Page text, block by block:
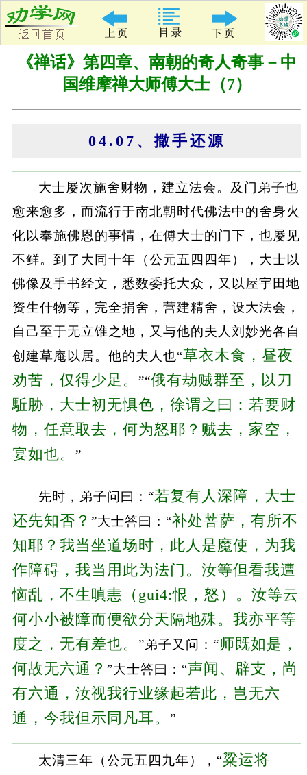
《禅话》第四章、南朝的奇人奇事－中
国维摩禅大师傅大士（7）
04.07、撒手还源
大士屡次施舍财物，建立法会。及门弟子也
愈来愈多，而流行于南北朝时代佛法中的舍身火
化以奉施佛恩的事情，在傅大士的门下，也屡见
不鲜。到了大同十年（公元五四四年），大士以
佛像及手书经文，悉数委托大众，又以屋宇田地
资生什物等，完全捐舍，营建精舍，设大法会，
自己至于无立锥之地，又与他的夫人刘妙光各自
创建草庵以居。他的夫人也“草衣木食，昼夜
劝苦，仅得少足。 ”“俄有劫贼群至，以刀
駈胁，大士初无惧色，徐谓之曰：若要财
物，任意取去，何为怒耶？贼去，家空，
宴如也。 ”
先时，弟子问曰：“若复有人深障，大士
还先知否？ ”大士答曰：“补处菩萨，有所不
知耶？我当坐道场时，此人是魔使，为我
作障碍，我当用此为法门。汝等但看我遭
恼乱，不生嗔恚（gui4:恨，怒）。汝等云
何小小被障而便欲分天隔地殊。我亦平等
度之，无有差也。 ”弟子又问：“师既如是，
何故无六通？ ”大士答曰：“声闻、辟支，尚
有六通，汝视我行业缘起若此，岂无六
通，今我但示同凡耳。 ”
太清三年（公元五四九年），“粱运将